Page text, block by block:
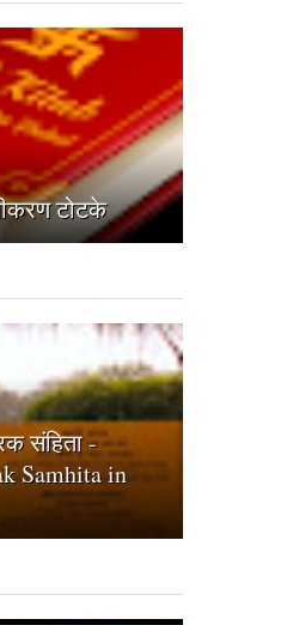
टोटके
संहिता -
Samhita in